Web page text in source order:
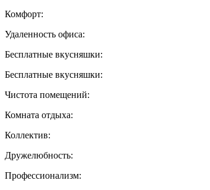
Комфорт:
Удаленность офиса:
Бесплатные вкусняшки:
Бесплатные вкусняшки:
Чистота помещений:
Комната отдыха:
Коллектив:
Дружелюбность:
Профессионализм: